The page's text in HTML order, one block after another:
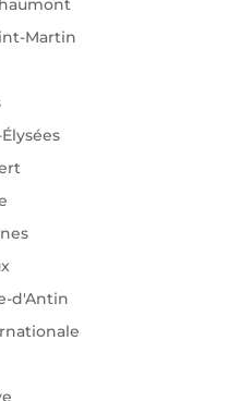
Martin
d'Antin